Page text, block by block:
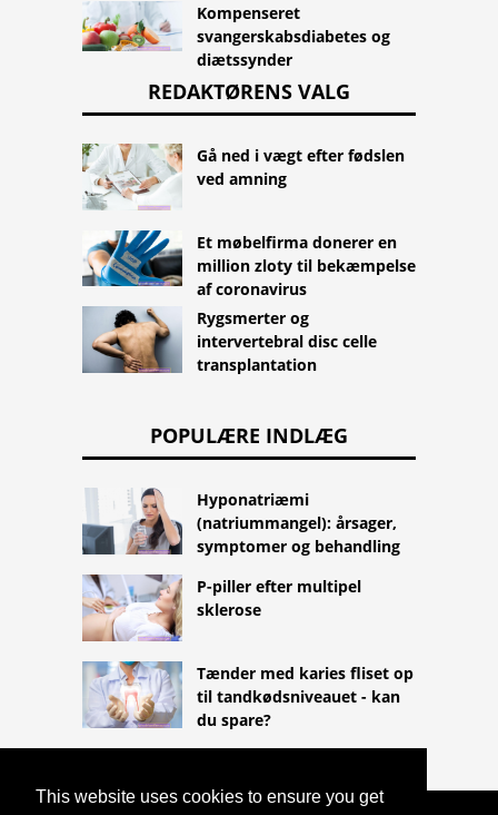
This website uses cookies to ensure you get
Kompenseret
svangerskabsdiabetes og
diætssynder
REDAKTØRENS VALG
Gå ned i vægt efter fødslen
ved amning
Et møbelfirma donerer en
million zloty til bekæmpelse
af coronavirus
Rygsmerter og
intervertebral disc celle
transplantation
POPULÆRE INDLÆG
Hyponatriæmi
(natriummangel): årsager,
symptomer og behandling
P-piller efter multipel
sklerose
Tænder med karies fliset op
til tandkødsniveauet - kan
du spare?